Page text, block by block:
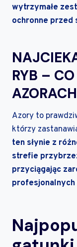
wytrzymałe
ochronne przed
RYB –
AZORACH
Azory to
którzy
ten słynie z
strefie
przyciągając
profesjonalnych